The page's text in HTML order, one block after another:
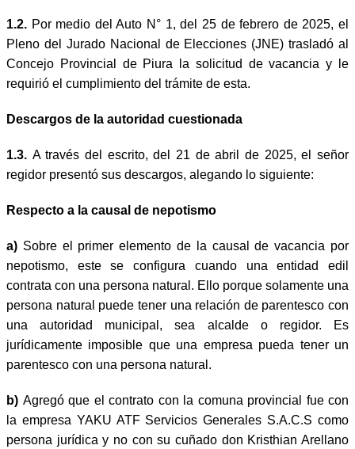
1.2. Por medio del Auto N° 1, del 25 de febrero de 2025, el
Pleno del Jurado Nacional de Elecciones (JNE) trasladó al
Concejo Provincial de Piura la solicitud de vacancia y le
requirió el cumplimiento del trámite de esta.
Descargos de la autoridad cuestionada
1.3. A través del escrito, del 21 de abril de 2025, el señor
regidor presentó sus descargos, alegando lo siguiente:
Respecto a la causal de nepotismo
a) Sobre el primer elemento de la causal de vacancia por
nepotismo, este se configura cuando una entidad edil
contrata con una persona natural. Ello porque solamente una
persona natural puede tener una relación de parentesco con
una autoridad municipal, sea alcalde o regidor. Es
jurídicamente imposible que una empresa pueda tener un
parentesco con una persona natural.
b) Agregó que el contrato con la comuna provincial fue con
la empresa YAKU ATF Servicios Generales S.A.C.S como
persona jurídica y no con su cuñado don Kristhian Arellano